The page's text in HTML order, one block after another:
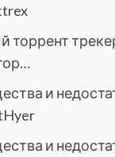
торрент
и
и